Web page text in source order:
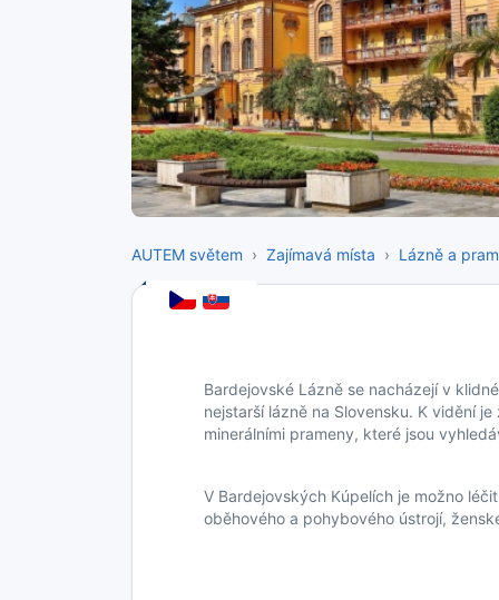
AUTEM světem Zajímavá místa Lázně a
Bardejovské Lázně se nacházejí v
nejstarší lázně na Slovensku. K vidění
minerálními prameny, které jsou
V Bardejovských Kúpelích je možno
oběhového a pohybového ústrojí,